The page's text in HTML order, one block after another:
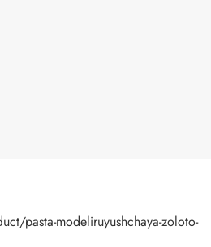
pasta-modeliruyushchaya-zoloto-